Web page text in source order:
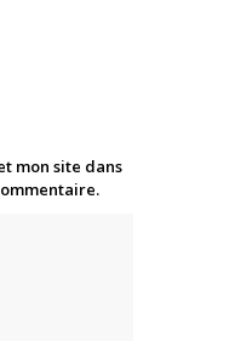
mon site dans